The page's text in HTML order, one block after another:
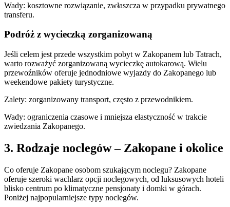
Wady: kosztowne rozwiązanie, zwłaszcza w przypadku prywatnego
transferu.
Podróż z wycieczką zorganizowaną
Jeśli celem jest przede wszystkim pobyt w Zakopanem lub Tatrach,
warto rozważyć zorganizowaną wycieczkę autokarową. Wielu
przewoźników oferuje jednodniowe wyjazdy do Zakopanego lub
weekendowe pakiety turystyczne.
Zalety: zorganizowany transport, często z przewodnikiem.
Wady: ograniczenia czasowe i mniejsza elastyczność w trakcie
zwiedzania Zakopanego.
3. Rodzaje noclegów – Zakopane i okolice
Co oferuje Zakopane osobom szukającym noclegu? Zakopane
oferuje szeroki wachlarz opcji noclegowych, od luksusowych hoteli
blisko centrum po klimatyczne pensjonaty i domki w górach.
Poniżej najpopularniejsze typy noclegów.